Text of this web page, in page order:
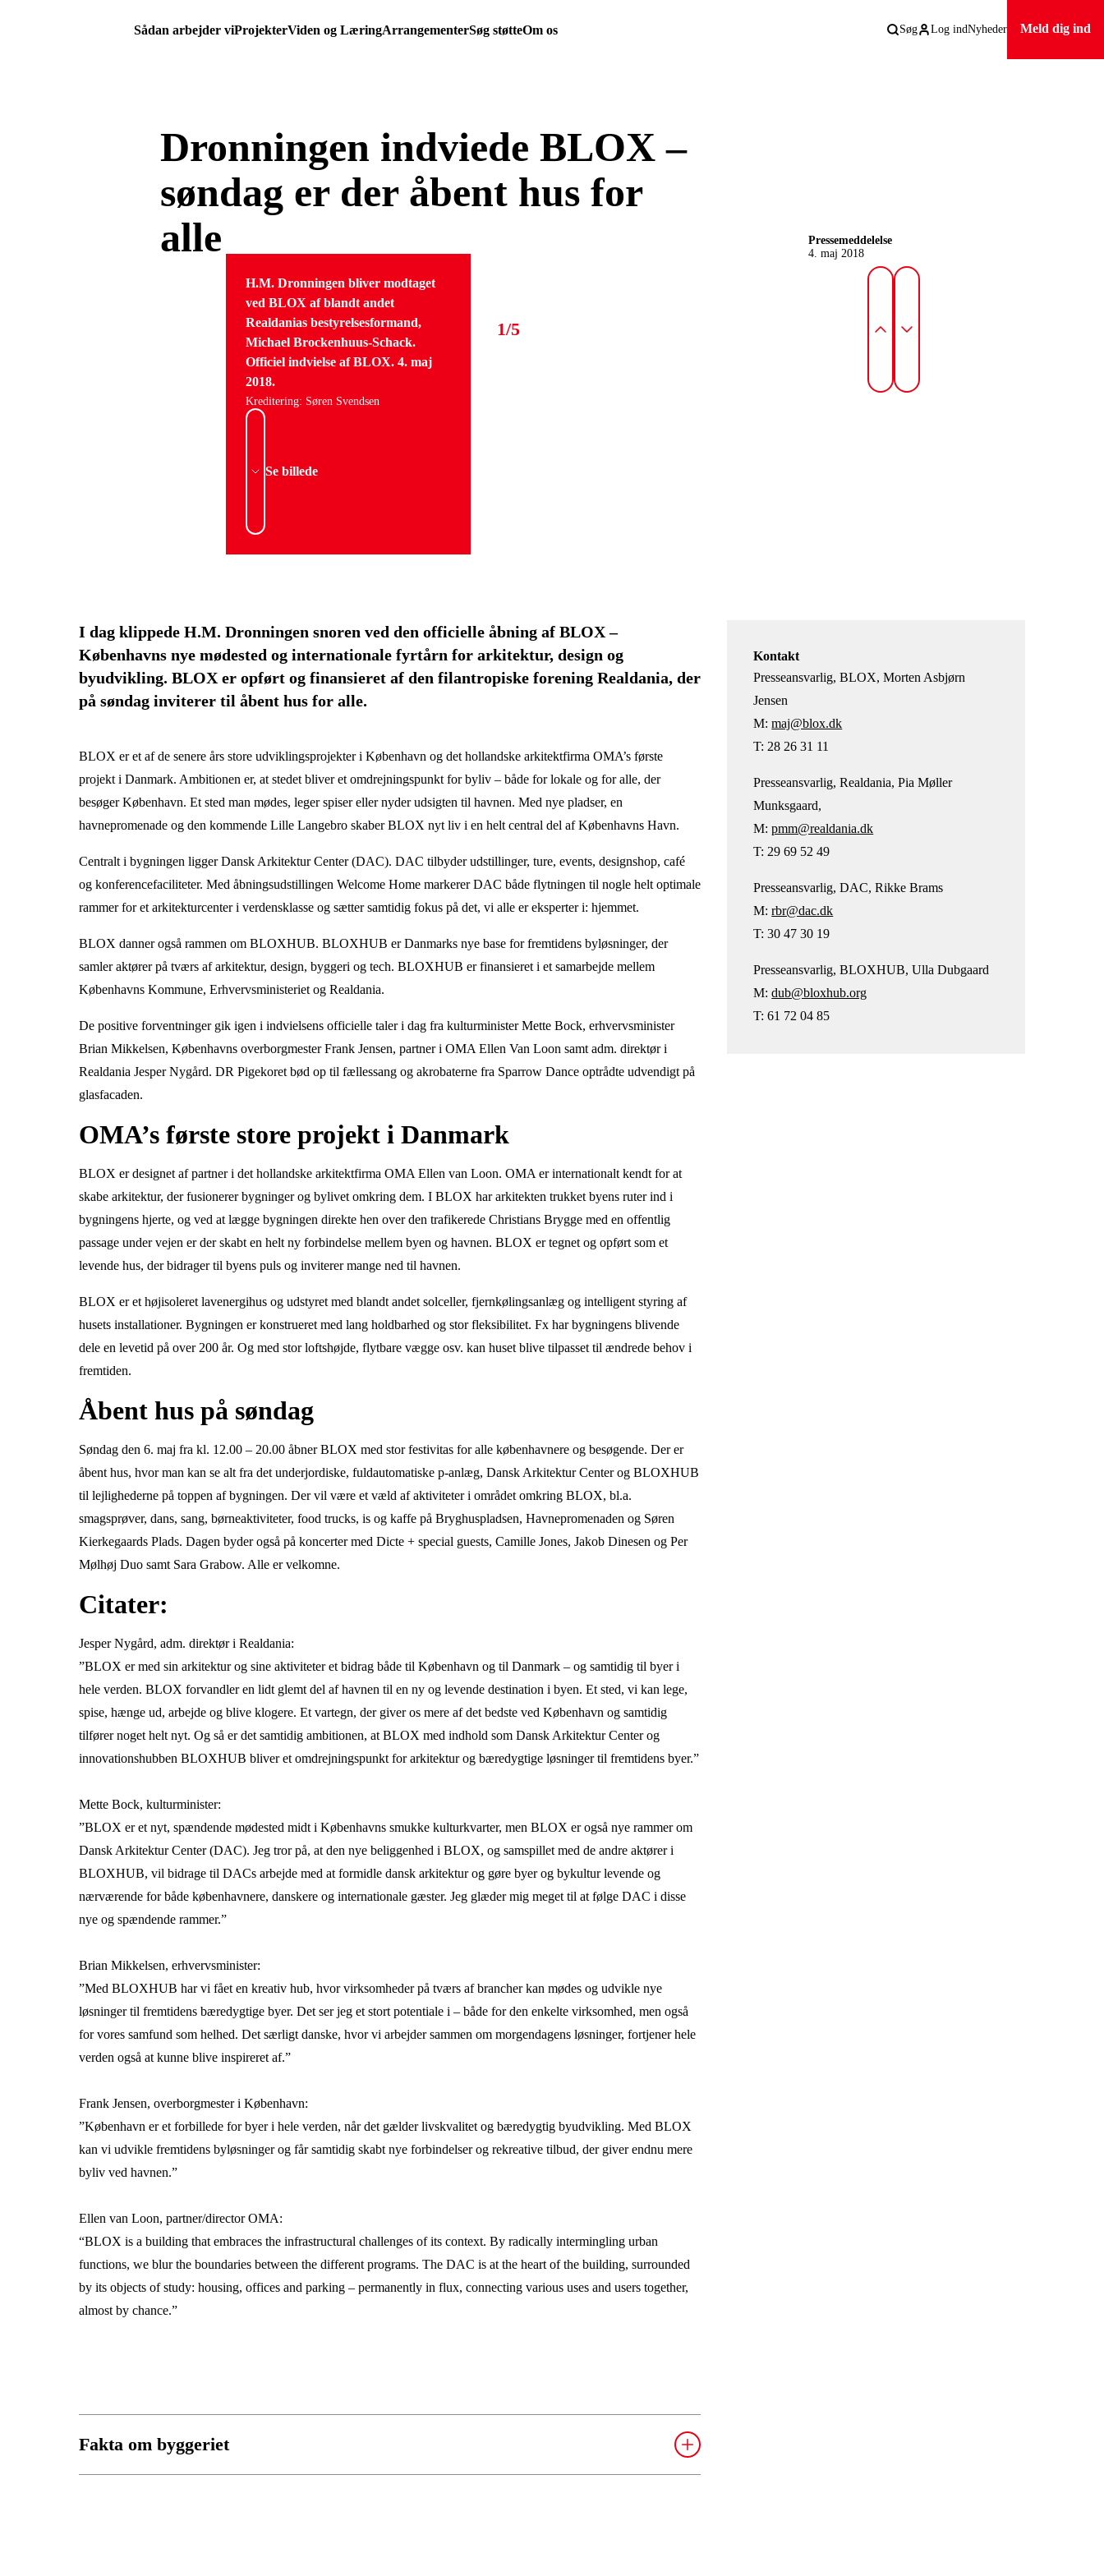
Sådan arbejder viProjekterViden og LæringArrangementerSøg støtteOm os Søg Log indNyheder Meld dig ind
Dronningen indviede BLOX –
søndag er der åbent hus for
alle
Pressemeddelelse
4. maj 2018
H.M. Dronningen bliver modtaget
ved BLOX af blandt andet
Realdanias bestyrelsesformand,
Michael Brockenhuus-Schack.
Officiel indvielse af BLOX. 4. maj
2018.
Kreditering: Søren Svendsen
Se billede
1/5
I dag klippede H.M. Dronningen snoren ved den officielle åbning af BLOX –
Københavns nye mødested og internationale fyrtårn for arkitektur, design og
byudvikling. BLOX er opført og finansieret af den filantropiske forening Realdania, der
på søndag inviterer til åbent hus for alle.
BLOX er et af de senere års store udviklingsprojekter i København og det hollandske arkitektfirma OMA’s første
projekt i Danmark. Ambitionen er, at stedet bliver et omdrejningspunkt for byliv – både for lokale og for alle, der
besøger København. Et sted man mødes, leger spiser eller nyder udsigten til havnen. Med nye pladser, en
havnepromenade og den kommende Lille Langebro skaber BLOX nyt liv i en helt central del af Københavns Havn.
Centralt i bygningen ligger Dansk Arkitektur Center (DAC). DAC tilbyder udstillinger, ture, events, designshop, café
og konferencefaciliteter. Med åbningsudstillingen Welcome Home markerer DAC både flytningen til nogle helt optimale
rammer for et arkitekturcenter i verdensklasse og sætter samtidig fokus på det, vi alle er eksperter i: hjemmet.
BLOX danner også rammen om BLOXHUB. BLOXHUB er Danmarks nye base for fremtidens byløsninger, der
samler aktører på tværs af arkitektur, design, byggeri og tech. BLOXHUB er finansieret i et samarbejde mellem
Københavns Kommune, Erhvervsministeriet og Realdania.
De positive forventninger gik igen i indvielsens officielle taler i dag fra kulturminister Mette Bock, erhvervsminister
Brian Mikkelsen, Københavns overborgmester Frank Jensen, partner i OMA Ellen Van Loon samt adm. direktør i
Realdania Jesper Nygård. DR Pigekoret bød op til fællessang og akrobaterne fra Sparrow Dance optrådte udvendigt på
glasfacaden.
OMA’s første store projekt i Danmark
BLOX er designet af partner i det hollandske arkitektfirma OMA Ellen van Loon. OMA er internationalt kendt for at
skabe arkitektur, der fusionerer bygninger og bylivet omkring dem. I BLOX har arkitekten trukket byens ruter ind i
bygningens hjerte, og ved at lægge bygningen direkte hen over den trafikerede Christians Brygge med en offentlig
passage under vejen er der skabt en helt ny forbindelse mellem byen og havnen. BLOX er tegnet og opført som et
levende hus, der bidrager til byens puls og inviterer mange ned til havnen.
BLOX er et højisoleret lavenergihus og udstyret med blandt andet solceller, fjernkølingsanlæg og intelligent styring af
husets installationer. Bygningen er konstrueret med lang holdbarhed og stor fleksibilitet. Fx har bygningens blivende
dele en levetid på over 200 år. Og med stor loftshøjde, flytbare vægge osv. kan huset blive tilpasset til ændrede behov i
fremtiden.
Åbent hus på søndag
Søndag den 6. maj fra kl. 12.00 – 20.00 åbner BLOX med stor festivitas for alle københavnere og besøgende. Der er
åbent hus, hvor man kan se alt fra det underjordiske, fuldautomatiske p-anlæg, Dansk Arkitektur Center og BLOXHUB
til lejlighederne på toppen af bygningen. Der vil være et væld af aktiviteter i området omkring BLOX, bl.a.
smagsprøver, dans, sang, børneaktiviteter, food trucks, is og kaffe på Bryghuspladsen, Havnepromenaden og Søren
Kierkegaards Plads. Dagen byder også på koncerter med Dicte + special guests, Camille Jones, Jakob Dinesen og Per
Mølhøj Duo samt Sara Grabow. Alle er velkomne.
Citater:
Jesper Nygård, adm. direktør i Realdania:
”BLOX er med sin arkitektur og sine aktiviteter et bidrag både til København og til Danmark – og samtidig til byer i
hele verden. BLOX forvandler en lidt glemt del af havnen til en ny og levende destination i byen. Et sted, vi kan lege,
spise, hænge ud, arbejde og blive klogere. Et vartegn, der giver os mere af det bedste ved København og samtidig
tilfører noget helt nyt. Og så er det samtidig ambitionen, at BLOX med indhold som Dansk Arkitektur Center og
innovationshubben BLOXHUB bliver et omdrejningspunkt for arkitektur og bæredygtige løsninger til fremtidens byer.”
Mette Bock, kulturminister:
”BLOX er et nyt, spændende mødested midt i Københavns smukke kulturkvarter, men BLOX er også nye rammer om
Dansk Arkitektur Center (DAC). Jeg tror på, at den nye beliggenhed i BLOX, og samspillet med de andre aktører i
BLOXHUB, vil bidrage til DACs arbejde med at formidle dansk arkitektur og gøre byer og bykultur levende og
nærværende for både københavnere, danskere og internationale gæster. Jeg glæder mig meget til at følge DAC i disse
nye og spændende rammer.”
Brian Mikkelsen, erhvervsminister:
”Med BLOXHUB har vi fået en kreativ hub, hvor virksomheder på tværs af brancher kan mødes og udvikle nye
løsninger til fremtidens bæredygtige byer. Det ser jeg et stort potentiale i – både for den enkelte virksomhed, men også
for vores samfund som helhed. Det særligt danske, hvor vi arbejder sammen om morgendagens løsninger, fortjener hele
verden også at kunne blive inspireret af.”
Frank Jensen, overborgmester i København:
”København er et forbillede for byer i hele verden, når det gælder livskvalitet og bæredygtig byudvikling. Med BLOX
kan vi udvikle fremtidens byløsninger og får samtidig skabt nye forbindelser og rekreative tilbud, der giver endnu mere
byliv ved havnen.”
Ellen van Loon, partner/director OMA:
“BLOX is a building that embraces the infrastructural challenges of its context. By radically intermingling urban
functions, we blur the boundaries between the different programs. The DAC is at the heart of the building, surrounded
by its objects of study: housing, offices and parking – permanently in flux, connecting various uses and users together,
almost by chance.”
Fakta om byggeriet
Kontakt
Presseansvarlig, BLOX, Morten Asbjørn
Jensen
M:maj@blox.dk
T: 28 26 31 11
Presseansvarlig, Realdania, Pia Møller
Munksgaard,
M:pmm@realdania.dk
T: 29 69 52 49
Presseansvarlig, DAC, Rikke Brams
M:rbr@dac.dk
T: 30 47 30 19
Presseansvarlig, BLOXHUB, Ulla Dubgaard
M:dub@bloxhub.org
T: 61 72 04 85